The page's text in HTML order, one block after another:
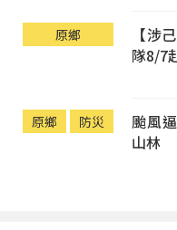
原鄉
【涉
隊8/7
原鄉 防災
颱風
山林